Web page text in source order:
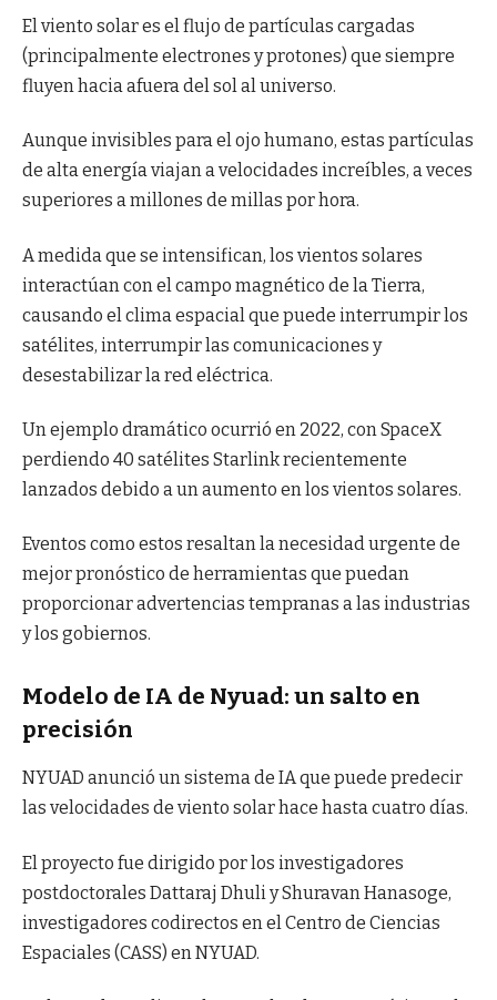
El viento solar es el flujo de partículas cargadas
(principalmente electrones y protones) que siempre
fluyen hacia afuera del sol al universo.
Aunque invisibles para el ojo humano, estas partículas
de alta energía viajan a velocidades increíbles, a veces
superiores a millones de millas por hora.
A medida que se intensifican, los vientos solares
interactúan con el campo magnético de la Tierra,
causando el clima espacial que puede interrumpir los
satélites, interrumpir las comunicaciones y
desestabilizar la red eléctrica.
Un ejemplo dramático ocurrió en 2022, con SpaceX
perdiendo 40 satélites Starlink recientemente
lanzados debido a un aumento en los vientos solares.
Eventos como estos resaltan la necesidad urgente de
mejor pronóstico de herramientas que puedan
proporcionar advertencias tempranas a las industrias
y los gobiernos.
Modelo de IA de Nyuad: un salto en
precisión
NYUAD anunció un sistema de IA que puede predecir
las velocidades de viento solar hace hasta cuatro días.
El proyecto fue dirigido por los investigadores
postdoctorales Dattaraj Dhuli y Shuravan Hanasoge,
investigadores codirectos en el Centro de Ciencias
Espaciales (CASS) en NYUAD.